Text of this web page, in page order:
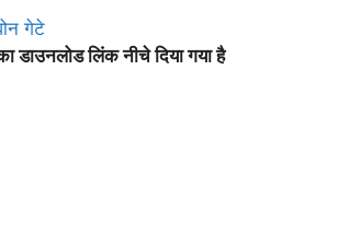
गेटे
डाउनलोड लिंक नीचे दिया गया है